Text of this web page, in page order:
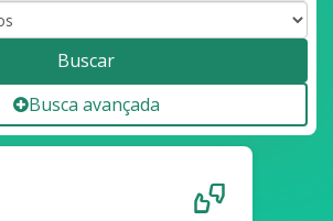
Buscar
Busca avançada